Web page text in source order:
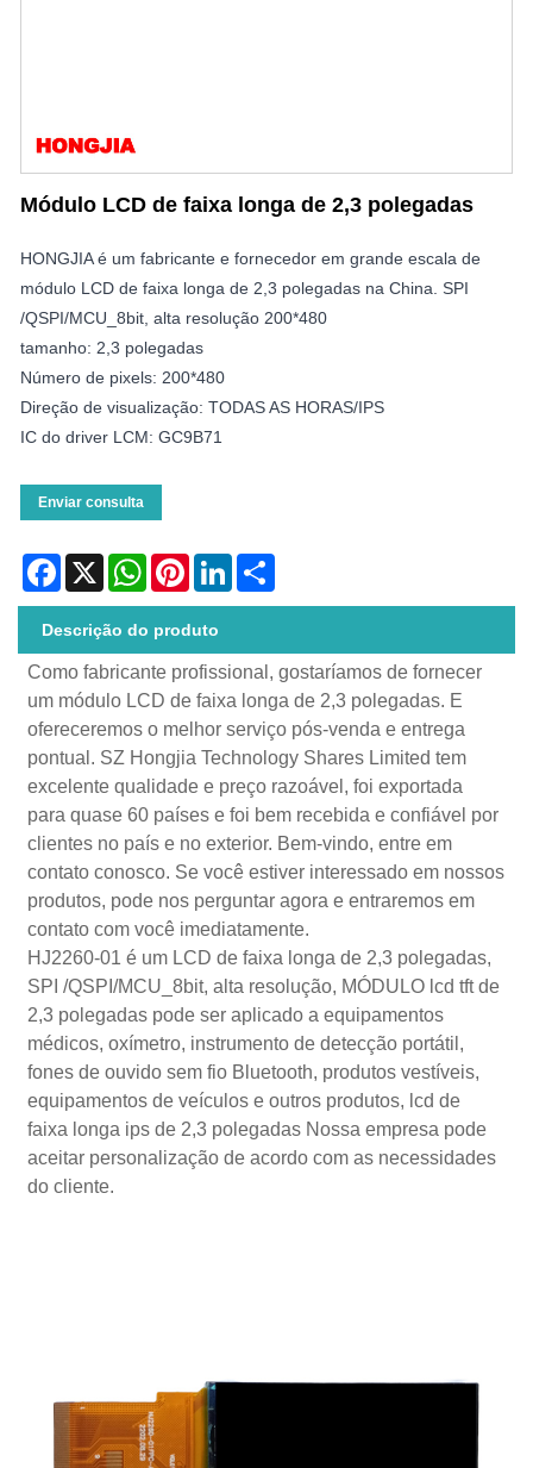
Módulo LCD de faixa longa de 2,3 polegadas
HONGJIA é um fabricante e fornecedor em grande escala de
módulo LCD de faixa longa de 2,3 polegadas na China. SPI
/QSPI/MCU_8bit, alta resolução 200*480
tamanho: 2,3 polegadas
Número de pixels: 200*480
Direção de visualização: TODAS AS HORAS/IPS
IC do driver LCM: GC9B71
Enviar consulta
Facebook
X WhatsAppPinterestLinkedIn
Descrição do produto
Como fabricante profissional, gostaríamos de fornecer
um módulo LCD de faixa longa de 2,3 polegadas. E
ofereceremos o melhor serviço pós-venda e entrega
pontual. SZ Hongjia Technology Shares Limited tem
excelente qualidade e preço razoável, foi exportada
para quase 60 países e foi bem recebida e confiável por
clientes no país e no exterior. Bem-vindo, entre em
contato conosco. Se você estiver interessado em nossos
produtos, pode nos perguntar agora e entraremos em
contato com você imediatamente.
HJ2260-01 é um LCD de faixa longa de 2,3 polegadas,
SPI /QSPI/MCU_8bit, alta resolução, MÓDULO lcd tft de
2,3 polegadas pode ser aplicado a equipamentos
médicos, oxímetro, instrumento de detecção portátil,
fones de ouvido sem fio Bluetooth, produtos vestíveis,
equipamentos de veículos e outros produtos, lcd de
faixa longa ips de 2,3 polegadas Nossa empresa pode
aceitar personalização de acordo com as necessidades
do cliente.